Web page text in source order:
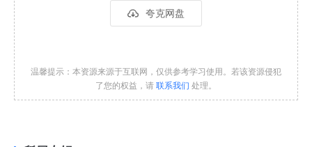
夸克网盘
温馨提示：本资源来源于互联网，仅供参考学习使用。若该资源侵犯
了您的权益，请 联系我们 处理。